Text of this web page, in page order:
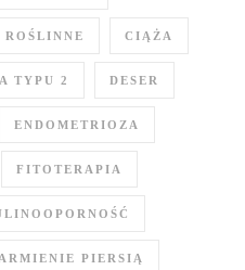
CIĄŻA
TYPU 2 DESER
ENDOMETRIOZA
FITOTERAPIA
PIERSIĄ